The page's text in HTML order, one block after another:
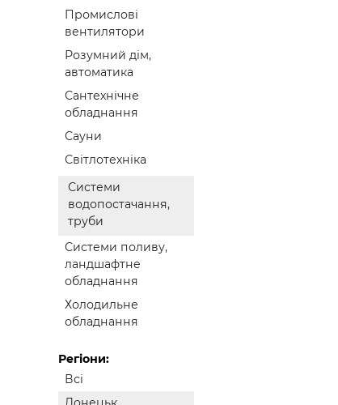
Промислові
вентилятори
Розумний дім,
автоматика
Сантехнічне
обладнання
Сауни
Світлотехніка
Системи
водопостачання,
труби
Системи поливу,
ландшафтне
обладнання
Холодильне
обладнання
Регіони:
Всі